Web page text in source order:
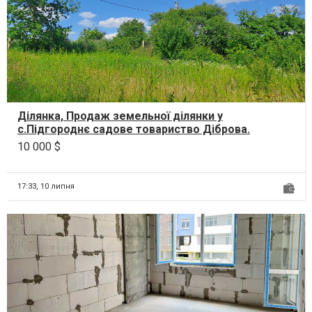
Ділянка, Продаж земельної ділянки у
с.Підгороднє садове товариство Діброва.
Загальна площа ділянки 1...
10 000 $
17:33, 10 липня